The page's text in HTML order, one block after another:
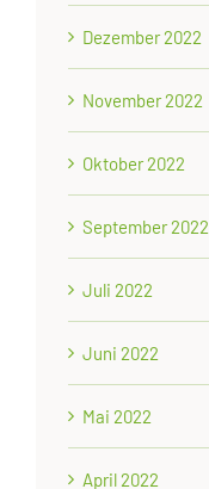
Dezember 2022
November 2022
Oktober 2022
September 2022
Juli 2022
Juni 2022
Mai 2022
April 2022